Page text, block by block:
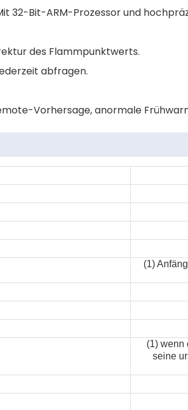
32-Bit-ARM-Prozessor und
des Flammpunktwerts.
abfragen.
Vorhersage, anormale
(1)
(1) wenn
seine